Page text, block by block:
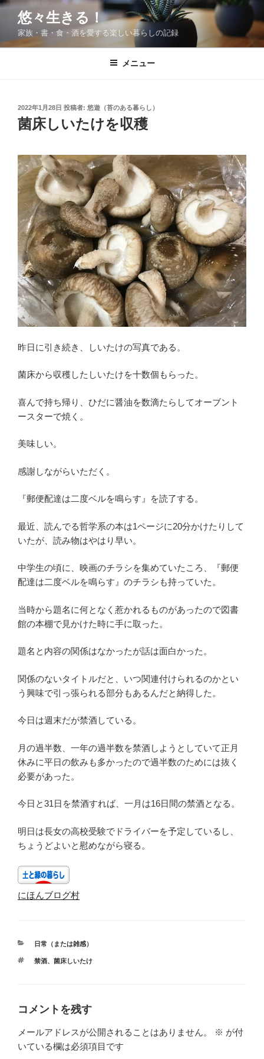
コ
ン
悠々生きる！
家族・書・食・酒を愛する楽しい暮らしの記録
メニュー
投
稿
日:
2022年1月28日 投稿者: 悠遊（苔のある暮らし）
菌床しいたけを収穫
昨日に引き続き、しいたけの写真である。
菌床から収穫したしいたけを十数個もらった。
喜んで持ち帰り、ひだに醤油を数滴たらしてオーブント
ースターで焼く。
美味しい。
感謝しながらいただく。
『郵便配達は二度ベルを鳴らす』を読了する。
最近、読んでる哲学系の本は1ページに20分かけたりして
いたが、読み物はやはり早い。
中学生の頃に、映画のチラシを集めていたころ、『郵便
配達は二度ベルを鳴らす』のチラシも持っていた。
当時から題名に何となく惹かれるものがあったので図書
館の本棚で見かけた時に手に取った。
題名と内容の関係はなかったが話は面白かった。
関係のないタイトルだと、いつ関連付けられるのかとい
う興味で引っ張られる部分もあるんだと納得した。
今日は週末だが禁酒している。
月の過半数、一年の過半数を禁酒しようとしていて正月
休みに平日の飲みも多かったので過半数のためには抜く
必要があった。
今日と31日を禁酒すれば、一月は16日間の禁酒となる。
明日は長女の高校受験でドライバーを予定しているし、
ちょうどよいと慰めながら寝る。
にほんブログ村
カ
ゴ
日常（または雑感）
タ
禁酒、 菌床しいたけ
コメントを残す
メールアドレスが公開されることはありません。 ※ が付
いている欄は必須項目です